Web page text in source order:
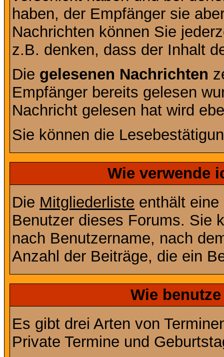
haben, der Empfänger sie
Nachrichten können Sie
z.B. denken, dass der Inhalt
Die gelesenen Nachrichten
Empfänger bereits gelesen
Nachricht gelesen hat wird
Sie können die
Wie verwende
Die Mitgliederliste enthält
Benutzer dieses Forums. Sie
nach Benutzername, nach
Anzahl der Beiträge, die ein
Wie
Es gibt drei Arten von
Private Termine und